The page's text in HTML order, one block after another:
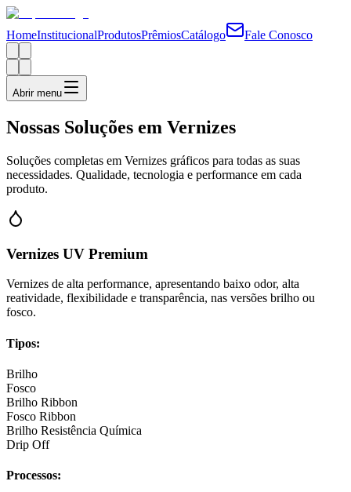
HomeInstitucionalProdutosPrêmiosCatálogo Fale Conosco
Abrir menu
Nossas Soluções em Vernizes
Soluções completas em Vernizes gráficos para todas as suas
necessidades. Qualidade, tecnologia e performance em cada
produto.
Vernizes UV Premium
Vernizes de alta performance, apresentando baixo odor, alta
reatividade, flexibilidade e transparência, nas versões brilho ou
fosco.
Tipos:
Brilho
Fosco
Brilho Ribbon
Fosco Ribbon
Brilho Resistência Química
Drip Off
Processos: